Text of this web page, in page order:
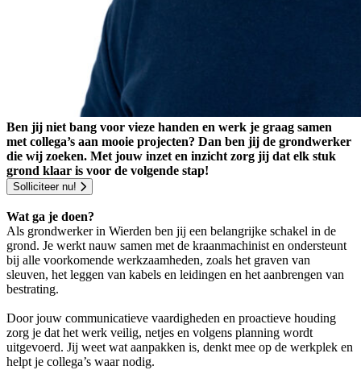
Ben jij niet bang voor vieze handen en werk je graag samen
met collega’s aan mooie projecten? Dan ben jij de grondwerker
die wij zoeken. Met jouw inzet en inzicht zorg jij dat elk stuk
grond klaar is voor de volgende stap!
Solliciteer nu!
Wat ga je doen?
Als grondwerker in Wierden ben jij een belangrijke schakel in de
grond. Je werkt nauw samen met de kraanmachinist en ondersteunt
bij alle voorkomende werkzaamheden, zoals het graven van
sleuven, het leggen van kabels en leidingen en het aanbrengen van
bestrating.
Door jouw communicatieve vaardigheden en proactieve houding
zorg je dat het werk veilig, netjes en volgens planning wordt
uitgevoerd. Jij weet wat aanpakken is, denkt mee op de werkplek en
helpt je collega’s waar nodig.